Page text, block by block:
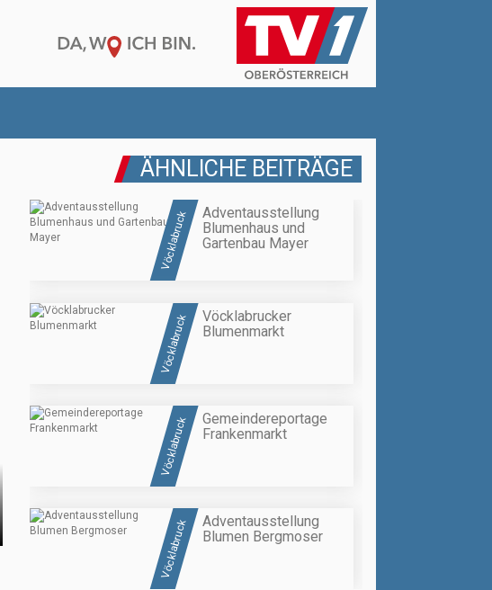
ÄHNLICHE BEITRÄGE
Vöcklabruck
Adventausstellung
Blumenhaus und
Gartenbau Mayer
Vöcklabruck
Vöcklabrucker
Blumenmarkt
Vöcklabruck
Gemeindereportage
Frankenmarkt
Vöcklabruck
Adventausstellung
Blumen Bergmoser